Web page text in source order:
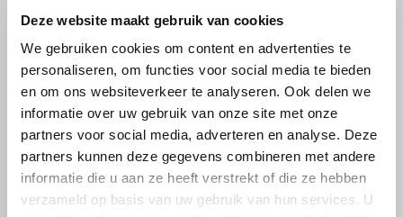
Deze website maakt gebruik van cookies
We gebruiken cookies om content en advertenties te
personaliseren, om functies voor social media te bieden
en om ons websiteverkeer te analyseren. Ook delen we
informatie over uw gebruik van onze site met onze
partners voor social media, adverteren en analyse. Deze
partners kunnen deze gegevens combineren met andere
informatie die u aan ze heeft verstrekt of die ze hebben
verzameld op basis van uw gebruik van hun services. U
6 AUGUSTUS 2026
LTO sluit aan bij demonstratie tegen
dreigende onteigening
pluimveehouders
ZLTO, LLTB, LTO Noord en LTO Nederland roepen hun
leden op om op vrijdagochtend 14 augustus massaal naar
het voorplein van het provinciehuis in Den Bosch te
komen…